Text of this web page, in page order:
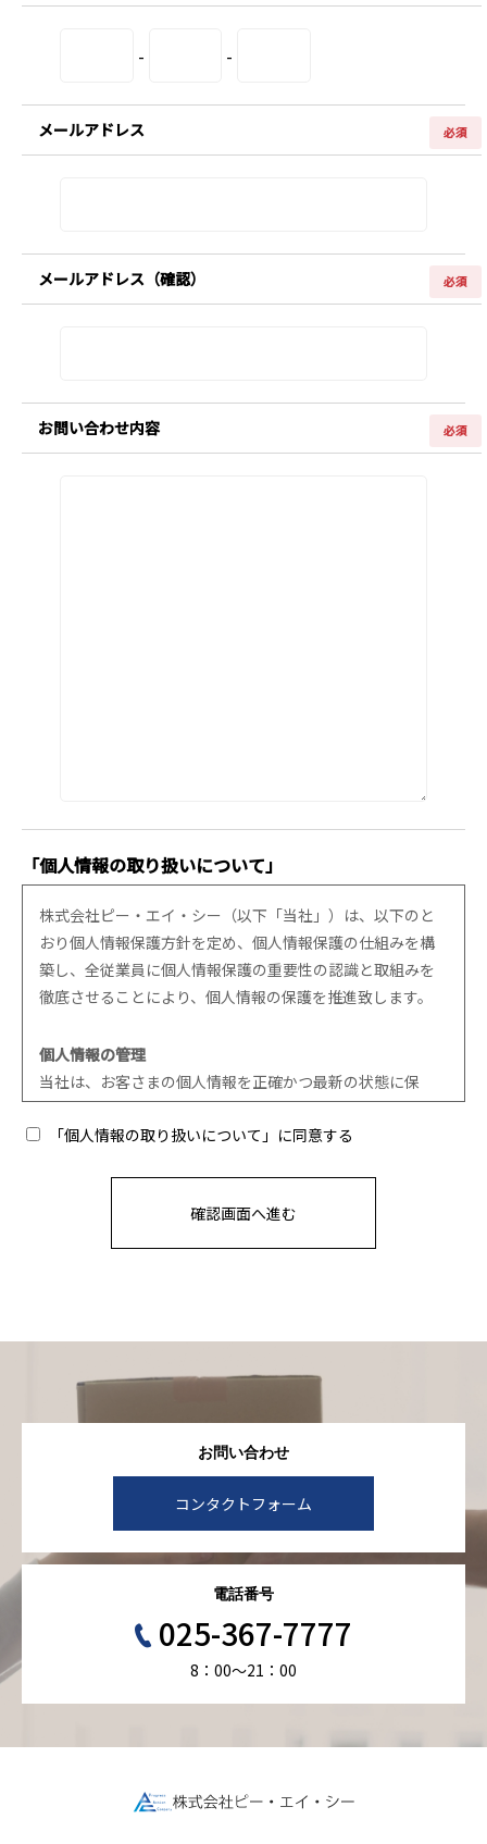
- -
メールアドレス 必須
メールアドレス（確認） 必須
お問い合わせ内容 必須
「個人情報の取り扱いについて」
株式会社ピー・エイ・シー（以下「当社」）は、以下のと
おり個人情報保護方針を定め、個人情報保護の仕組みを構
築し、全従業員に個人情報保護の重要性の認識と取組みを
徹底させることにより、個人情報の保護を推進致します。
個人情報の管理
当社は、お客さまの個人情報を正確かつ最新の状態に保
ち、個人情報への不正アクセス・紛失・破損・改ざん・漏
洩などを防止するため、セキュリティシステムの維持・管
個人情報の利用目的
個人情報の第三者への開示・提供の禁止
当社は、お客さまよりお預かりした個人情報を適切に管理
し、次のいずれかに該当する場合を除き、個人情報を第三
＜お客さまの同意がある場合＞
務を委託する業者に対して開示する場合＞
個人情報の安全対策
当社は、個人情報の正確性及び安全性確保のために、セキ
ご本人の照会
希望される場合には、ご本人であることを確認の上、対応
「個人情報の取り扱いについて」に同意する
お問い合わせ
コンタクトフォーム
電話番号
025-367-7777
8：00～21：00